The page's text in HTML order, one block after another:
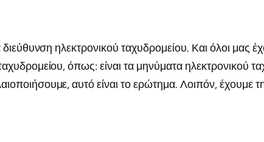
ηλεκτρονικού ταχυδρομείου. Και όλοι μας
όπως: είναι τα μηνύματα ηλεκτρονικού
αυτό είναι το ερώτημα. Λοιπόν, έχουμε